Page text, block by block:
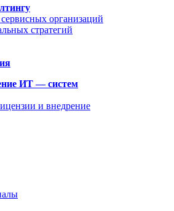
организаций
стратегий
ИТ — систем
и внедрение